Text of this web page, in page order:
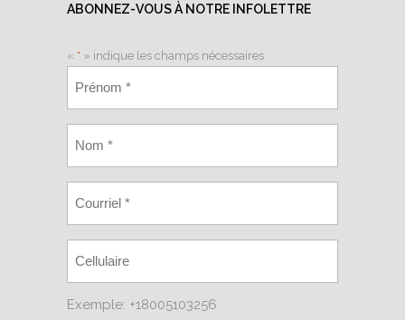
ABONNEZ-VOUS À NOTRE INFOLETTRE
« * » indique les champs nécessaires
Exemple: +18005103256